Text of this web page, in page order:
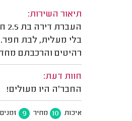
תיאור השירות:
בלי מעלית, לבת חפר.
רהיטים והרכבתם
חוות דעת:
החבר'ה היו מעולים!
איכות 10 מחיר 9 זמנים